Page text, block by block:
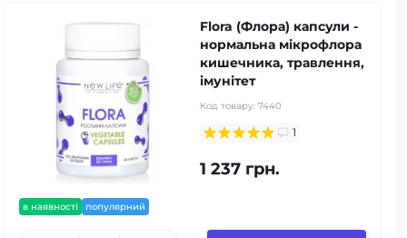
в наявності популярний
Flora (Флора) капсули -
нормальна мікрофлора
кишечника, травлення,
імунітет
Код товару: 7440
1
1 237 грн.